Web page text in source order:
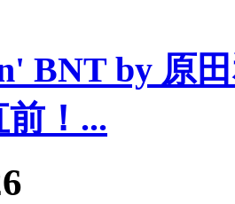
BNT by 原
！...